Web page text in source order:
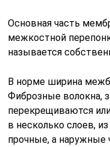
Основная часть
межкостной
называется
В норме ширина
Фиброзные волокна,
перекрещиваются
в несколько слоев,
прочные, а